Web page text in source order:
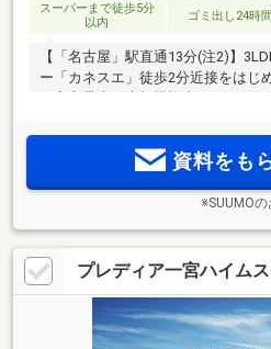
スーパーまで徒歩5分
以内
ゴミ出し24時
【「名古屋」駅直通13分(注2)】
ー「カネスエ」徒歩2分近接をはじ
資料をも
※SUUMO
プレディア一宮ハイム